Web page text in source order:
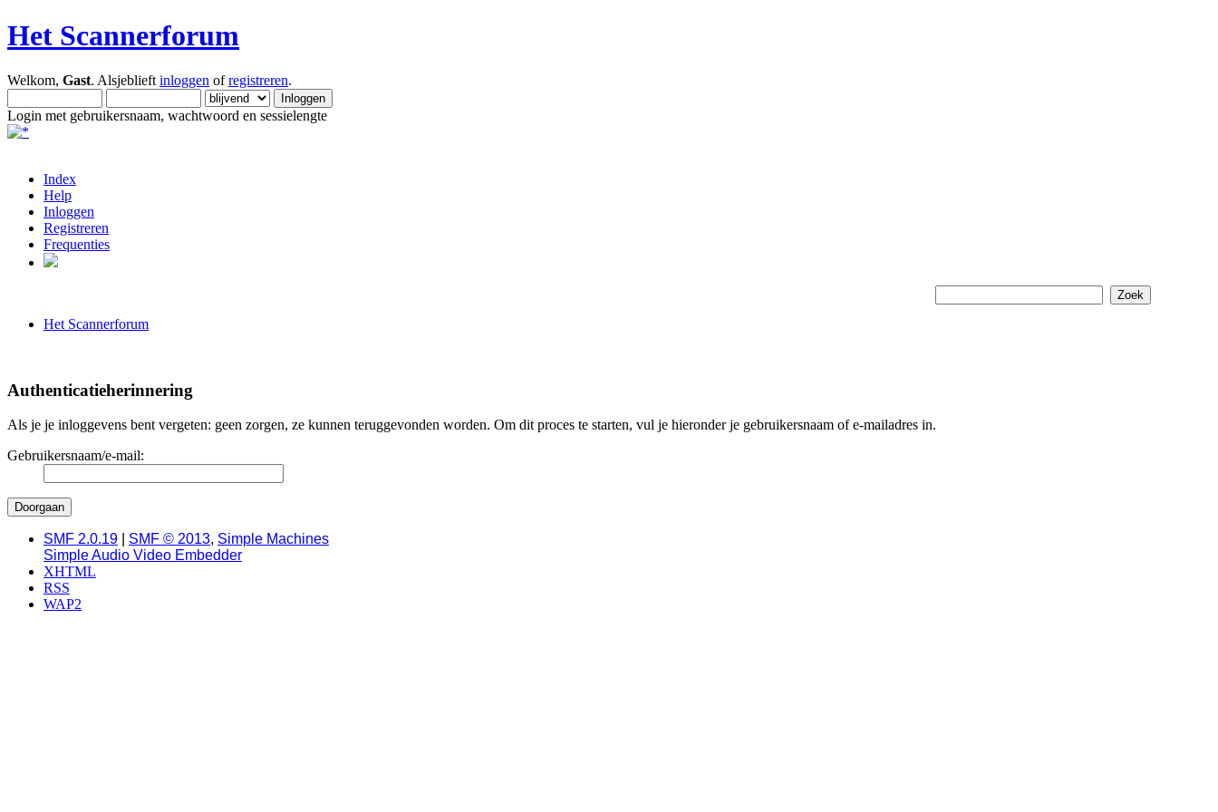
Het Scannerforum
Welkom, Gast. Alsjeblieft inloggen ofregistreren.
Login met gebruikersnaam, wachtwoord en sessielengte
Index
Help
Inloggen
Registreren
Frequenties
Het Scannerforum
Authenticatieherinnering
Als je je inloggevens bent vergeten: geen zorgen, ze kunnen teruggevonden worden. Om dit proces te starten, vul je hieronder je gebruikersnaam of e-mailadres in.
Gebruikersnaam/e-mail:
SMF 2.0.19 SMF © 2013, Simple Machines
Simple Audio Video Embedder
XHTML
RSS
WAP2